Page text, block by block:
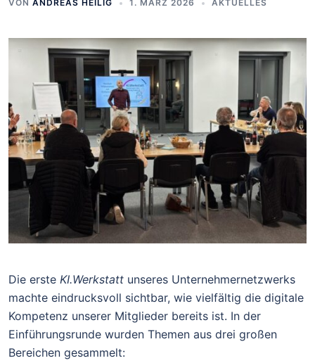
VON ANDREAS HEILIG 1. MÄRZ 2026 AKTUELLES
Die erste KI.Werkstatt unseres Unternehmernetzwerks
machte eindrucksvoll sichtbar, wie vielfältig die digitale
Kompetenz unserer Mitglieder bereits ist. In der
Einführungsrunde wurden Themen aus drei großen
Bereichen gesammelt: